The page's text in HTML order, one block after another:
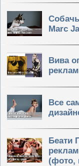
Marc
Вива
Все
Беати
(фото,